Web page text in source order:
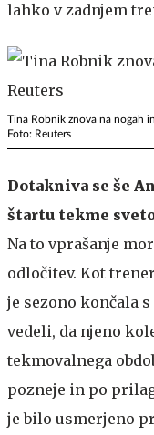
lahko v zadnjem
Tina Robnik znova na nogah
Foto: Reuters
Dotakniva se še
štartu tekme
Na to vprašanje
odločitev. Kot
je sezono končala
vedeli, da njeno
tekmovalnega
pozneje in po
je bilo usmerjeno